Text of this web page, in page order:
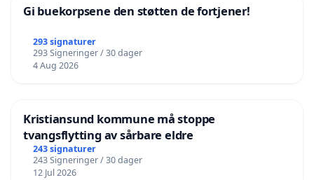
Gi buekorpsene den støtten de fortjener!
293 signaturer
293 Signeringer / 30 dager
4 Aug 2026
Kristiansund kommune må stoppe
tvangsflytting av sårbare eldre
243 signaturer
243 Signeringer / 30 dager
12 Jul 2026